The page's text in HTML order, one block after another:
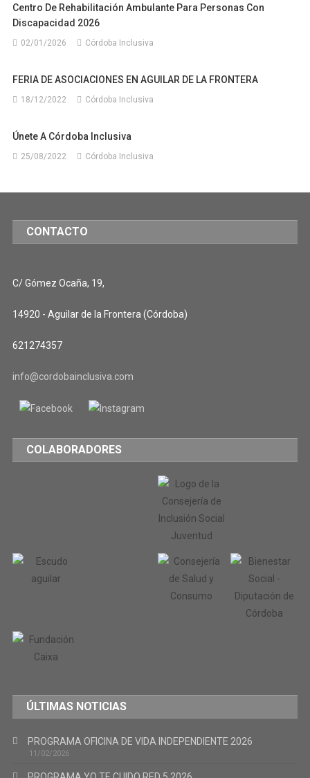
Centro De Rehabilitación Ambulante Para Personas Con
Discapacidad 2026
02/01/2026 Córdoba Inclusiva
FERIA DE ASOCIACIONES EN AGUILAR DE LA FRONTERA
18/12/2022 Córdoba Inclusiva
Únete A Córdoba Inclusiva
25/08/2022 Córdoba Inclusiva
CONTACTO
C/ Gómez Ocaña, 19,
14920 - Aguilar de la Frontera (Córdoba)
621274357
info@cordobainclusiva.com
COLABORADORES
ÚLTIMAS NOTICIAS
PROGRAMA OFICINA DE VIDA INDEPENDIENTE 2026
11/02/2026